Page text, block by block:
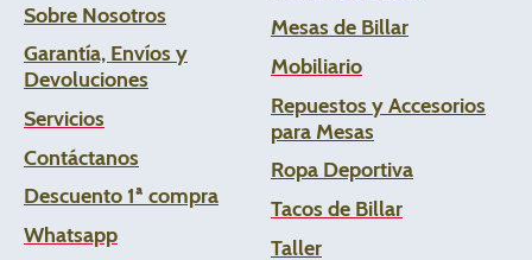
Sobre Nosotros
Garantía, Envíos y
Devoluciones
Servicios
Contáctanos
Descuento 1ª compra
Whatsapp
Mesas de Billar
Mobiliario
Repuestos y Accesorios
para Mesas
Ropa Deportiva
Tacos de Billar
Taller